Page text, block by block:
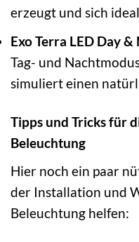
erzeugt und sich
Exo Terra LED Day &
Tag- und
simuliert einen
Tipps und Tricks für
Beleuchtung
Hier noch ein paar
der Installation und
Beleuchtung helfen: